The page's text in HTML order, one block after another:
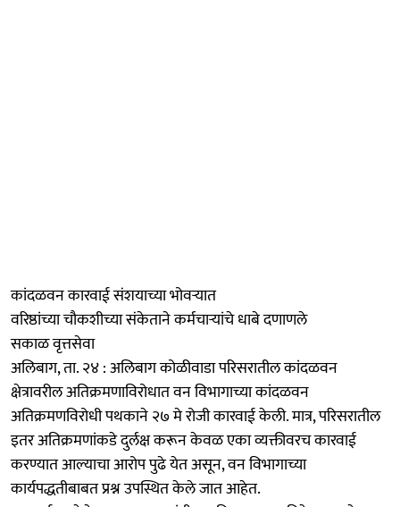
कांदळवन कारवाई संशयाच्या भोवऱ्यात
वरिष्ठांच्या चौकशीच्या संकेताने कर्मचाऱ्यांचे धाबे दणाणले
सकाळ वृत्तसेवा
अलिबाग, ता. २४ : अलिबाग कोळीवाडा परिसरातील कांदळवन
क्षेत्रावरील अतिक्रमणाविरोधात वन विभागाच्या कांदळवन
अतिक्रमणविरोधी पथकाने २७ मे रोजी कारवाई केली. मात्र, परिसरातील
इतर अतिक्रमणांकडे दुर्लक्ष करून केवळ एका व्यक्तीवरच कारवाई
करण्यात आल्याचा आरोप पुढे येत असून, वन विभागाच्या
कार्यपद्धतीबाबत प्रश्न उपस्थित केले जात आहेत.